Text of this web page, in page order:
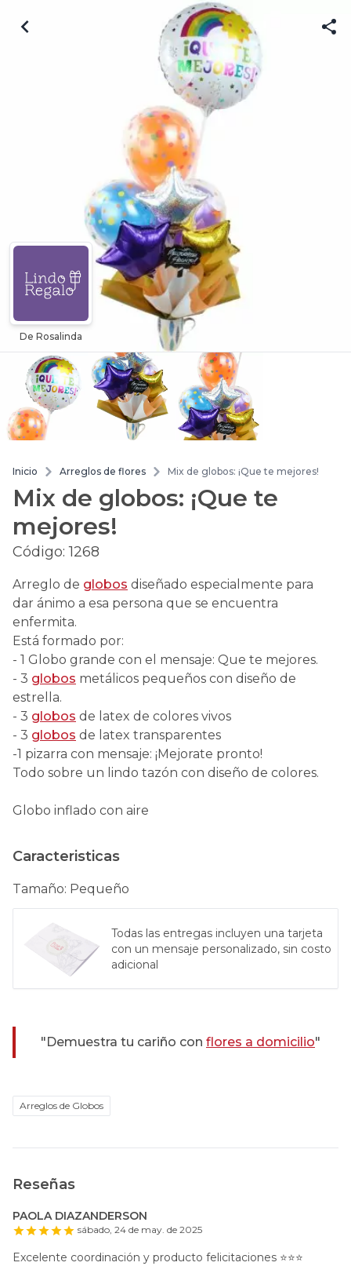
De Rosalinda
Inicio Arreglos de flores Mix de globos: ¡Que te mejores!
Mix de globos: ¡Que te
mejores!
Código:1268
Arreglo de globos diseñado especialmente para
dar ánimo a esa persona que se encuentra
enfermita.
Está formado por:
- 1 Globo grande con el mensaje: Que te mejores.
- 3 globos metálicos pequeños con diseño de
estrella.
- 3 globos de latex de colores vivos
- 3 globos de latex transparentes
-1 pizarra con mensaje: ¡Mejorate pronto!
Todo sobre un lindo tazón con diseño de colores.
Globo inflado con aire
Caracteristicas
Tamaño: Pequeño
Todas las entregas incluyen una tarjeta
con un mensaje personalizado, sin costo
adicional
"Demuestra tu cariño con flores a domicilio"
Arreglos de Globos
Reseñas
PAOLA DIAZANDERSON
sábado, 24 de may. de 2025
Excelente coordinación y producto felicitaciones ⭐️⭐️⭐️